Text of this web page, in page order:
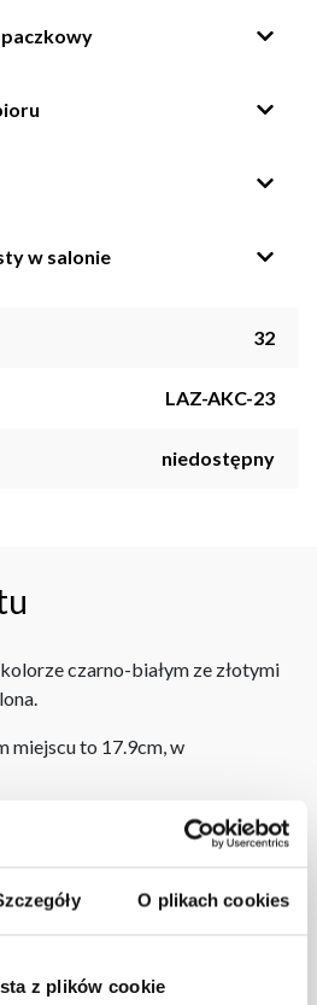
O plikach cookies
z plików cookie
w salonie
32
LAZ-AKC-23
niedostępny
czarno-białym ze złotymi
miejscu to 17.9cm, w
Bodzio oferujemy pomoc w
z wykorzystaniem
wizualizację Państwa
Każde zamówienie
Polski. W przypadku